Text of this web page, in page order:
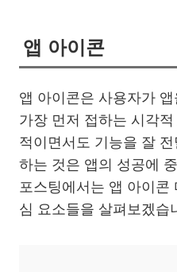
앱 아이콘
앱 아이콘은 사용자가
가장 먼저 접하는 시각
적이면서도 기능을 잘
하는 것은 앱의 성공에
포스팅에서는 앱 아이콘
심 요소들을 살펴보겠습